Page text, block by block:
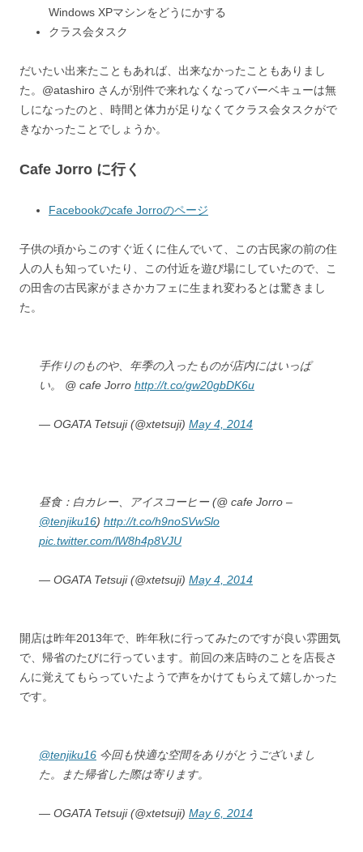
Windows XPマシンをどうにかする
クラス会タスク
だいたい出来たこともあれば、出来なかったこともありまし
た。@atashiro さんが別件で来れなくなってバーベキューは無
しになったのと、時間と体力が足りなくてクラス会タスクがで
きなかったことでしょうか。
Cafe Jorro に行く
Facebookのcafe Jorroのページ
子供の頃からこのすぐ近くに住んでいて、この古民家の前の住
人の人も知っていたり、この付近を遊び場にしていたので、こ
の田舎の古民家がまさかカフェに生まれ変わるとは驚きまし
た。
手作りのものや、年季の入ったものが店内にはいっぱ
い。 @ cafe Jorro http://t.co/gw20gbDK6u
— OGATA Tetsuji (@xtetsuji) May 4, 2014
昼食：白カレー、アイスコーヒー (@ cafe Jorro –
@tenjiku16) http://t.co/h9noSVwSlo
pic.twitter.com/lW8h4p8VJU
— OGATA Tetsuji (@xtetsuji) May 4, 2014
開店は昨年2013年で、昨年秋に行ってみたのですが良い雰囲気
で、帰省のたびに行っています。前回の来店時のことを店長さ
んに覚えてもらっていたようで声をかけてもらえて嬉しかった
です。
@tenjiku16 今回も快適な空間をありがとうございまし
た。また帰省した際は寄ります。
— OGATA Tetsuji (@xtetsuji) May 6, 2014